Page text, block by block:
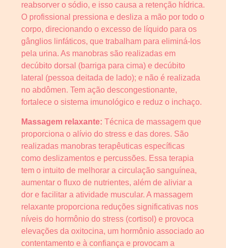
reabsorver o sódio, e isso causa a retenção hídrica.
O profissional pressiona e desliza a mão por todo o
corpo, direcionando o excesso de líquido para os
gânglios linfáticos, que trabalham para eliminá-los
pela urina. As manobras são realizadas em
decúbito dorsal (barriga para cima) e decúbito
lateral (pessoa deitada de lado); e não é realizada
no abdômen. Tem ação descongestionante,
fortalece o sistema imunológico e reduz o inchaço.
Massagem relaxante: Técnica de massagem que
proporciona o alívio do stress e das dores. São
realizadas manobras terapêuticas específicas
como deslizamentos e percussões. Essa terapia
tem o intuito de melhorar a circulação sanguínea,
aumentar o fluxo de nutrientes, além de aliviar a
dor e facilitar a atividade muscular. A massagem
relaxante proporciona reduções significativas nos
níveis do hormônio do stress (cortisol) e provoca
elevações da oxitocina, um hormônio associado ao
contentamento e à confiança e provocam a